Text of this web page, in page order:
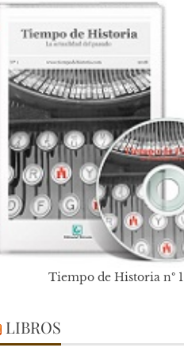
Tiempo de Historia nº 1
LIBROS